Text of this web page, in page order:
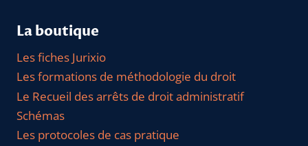
La boutique
Les fiches Jurixio
Les formations de méthodologie du droit
Le Recueil des arrêts de droit administratif
Schémas
Les protocoles de cas pratique